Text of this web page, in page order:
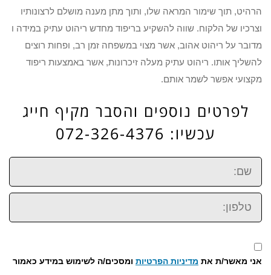
הרהיט, תוך שימור המראה שלו, ותוך מתן מענה מושלם לרצונותיו
וצרכיו של הלקוח. שווה להשקיע בריפוד מחדש ריהוט עתיק במידה ו
מדובר על ריהוט אהוב, אשר מצוי במשפחה זמן רב, ופחות רוצים
להשליך אותו. ריהוט עתיק מעלה זיכרונות, אשר באמצעות ריפוד
מקצועי אפשר לשמר אותם.
לפרטים נוספים והסבר מקיף חייג
עכשיו: 072-326-4376
שם:
טלפון:
אני מאשר/ת את מדיניות הפרטיות ומסכים/ה לשימוש במידע כאמור